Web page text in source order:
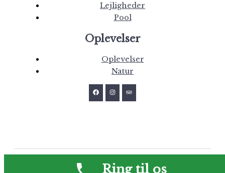
Lejligheder
Pool
Oplevelser
Oplevelser
Natur
Ring til os